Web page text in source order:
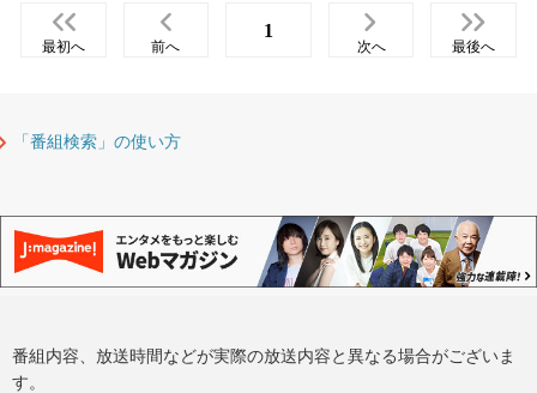
最初へ 前へ
1
次へ 最後へ
「番組検索」の使い方
番組内容、放送時間などが実際の放送内容と異なる場合がございま
す。